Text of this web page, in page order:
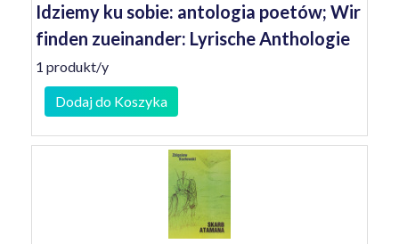
Idziemy ku sobie: antologia poetów; Wir
finden zueinander: Lyrische Anthologie
1 produkt/y
Dodaj do Koszyka